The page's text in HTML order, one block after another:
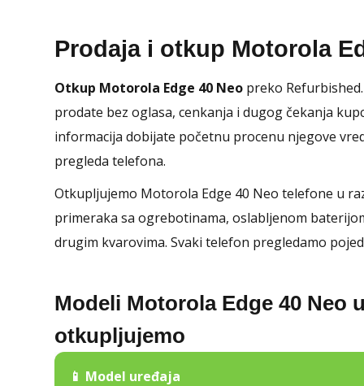
Prodaja i otkup Motorola
Otkup Motorola Edge 40 Neo preko
prodate bez oglasa, cenkanja i dugog čekanja
informacija dobijate početnu procenu njegove
pregleda telefona.
Otkupljujemo Motorola Edge 40 Neo telefone u
primeraka sa ogrebotinama, oslabljenom
drugim kvarovima. Svaki telefon pregledamo
Modeli Motorola Edge 40 Neo
otkupljujemo
📱 Model uređaja